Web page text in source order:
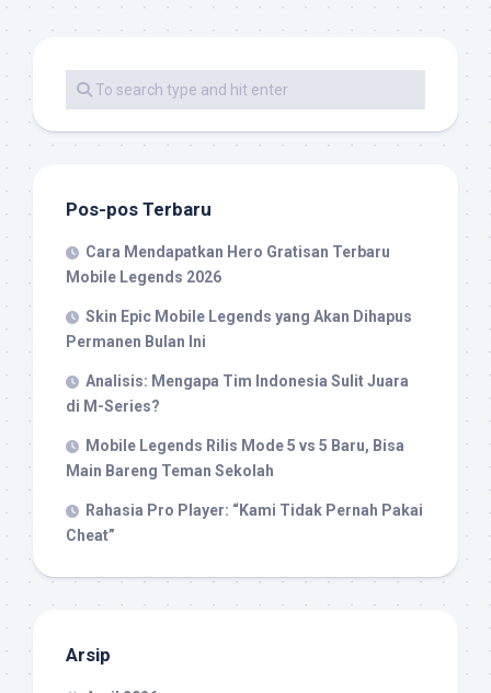
Pos-pos Terbaru
Cara Mendapatkan Hero Gratisan Terbaru
Mobile Legends 2026
Skin Epic Mobile Legends yang Akan Dihapus
Permanen Bulan Ini
Analisis: Mengapa Tim Indonesia Sulit Juara
di M-Series?
Mobile Legends Rilis Mode 5 vs 5 Baru, Bisa
Main Bareng Teman Sekolah
Rahasia Pro Player: “Kami Tidak Pernah Pakai
Cheat”
Arsip